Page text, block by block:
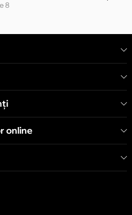
8
«Shopping MallDova»
online